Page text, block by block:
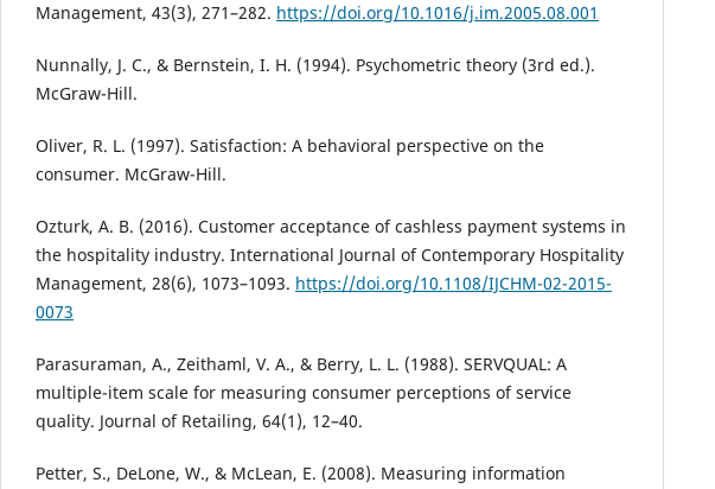
Management, 43(3), 271–282. https://doi.org/10.1016/j.im.2005.08.001
Nunnally, J. C., & Bernstein, I. H. (1994). Psychometric theory (3rd ed.).
McGraw-Hill.
Oliver, R. L. (1997). Satisfaction: A behavioral perspective on the
consumer. McGraw-Hill.
Ozturk, A. B. (2016). Customer acceptance of cashless payment systems in
the hospitality industry. International Journal of Contemporary Hospitality
Management, 28(6), 1073–1093. https://doi.org/10.1108/IJCHM-02-2015-
0073
Parasuraman, A., Zeithaml, V. A., & Berry, L. L. (1988). SERVQUAL: A
multiple-item scale for measuring consumer perceptions of service
quality. Journal of Retailing, 64(1), 12–40.
Petter, S., DeLone, W., & McLean, E. (2008). Measuring information